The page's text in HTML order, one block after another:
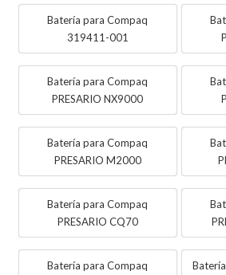
Batería para Compaq
319411-001
Batería para Compaq
PRESARIO NX9000
Batería para Compaq
PRESARIO M2000
Batería para Compaq
PRESARIO CQ70
Batería para Compaq